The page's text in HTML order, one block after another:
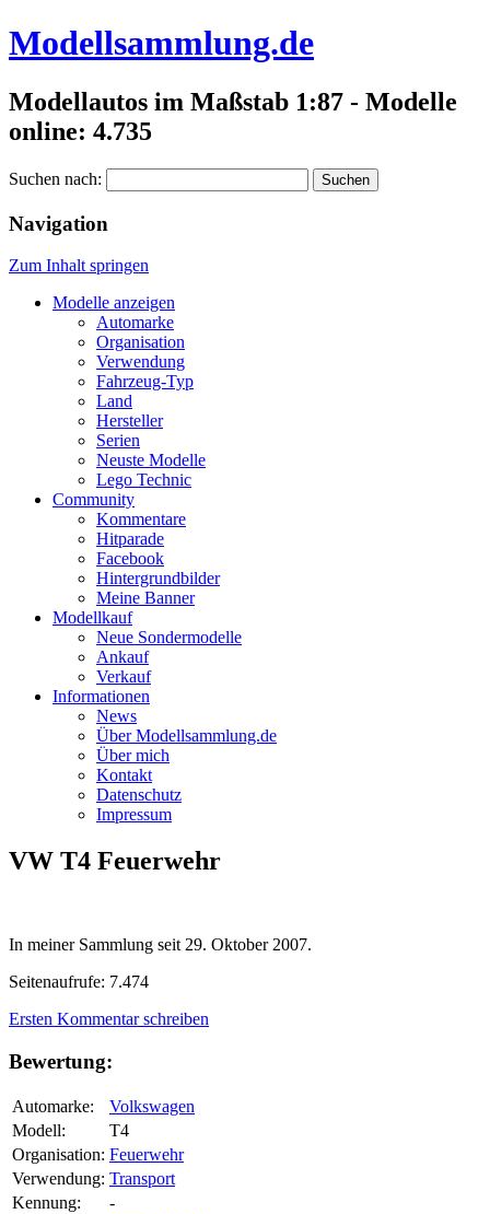
Modellsammlung.de
Modellautos im Maßstab 1:87 - Modelle
online: 4.735
Suchen nach:
Navigation
Zum Inhalt springen
Modelle anzeigen
Automarke
Organisation
Verwendung
Fahrzeug-Typ
Land
Hersteller
Serien
Neuste Modelle
Lego Technic
Community
Kommentare
Hitparade
Facebook
Hintergrundbilder
Meine Banner
Modellkauf
Neue Sondermodelle
Ankauf
Verkauf
Informationen
News
Über Modellsammlung.de
Über mich
Kontakt
Datenschutz
Impressum
VW T4 Feuerwehr
In meiner Sammlung seit 29. Oktober 2007.
Seitenaufrufe: 7.474
Ersten Kommentar schreiben
Bewertung:
Automarke:
Volkswagen
Modell:
T4
Organisation: Feuerwehr
Verwendung: Transport
Kennung:
-